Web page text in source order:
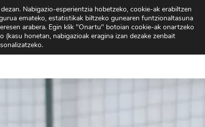
70 02
Kanpokoak Berriak Orientazioa
Nabigazio-esperientzia hobetzeko, cookie-ak erabiltzen
emateko, estatistikak biltzeko gunearen funtzionaltasuna
arabera. Egin klik "Onartu" botoian cookie-ak onartzeko
honetan, nabigazioak eragina izan dezake zenbait